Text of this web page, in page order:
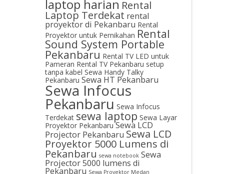
laptop harian Rental
Laptop Terdekat rental
proyektor di Pekanbaru Rental
Proyektor untuk Pernikahan Rental
Sound System Portable
Pekanbaru Rental TV LED untuk
Pameran Rental TV Pekanbaru setup
tanpa kabel Sewa Handy Talky
Pekanbaru Sewa HT Pekanbaru
Sewa Infocus
Pekanbaru Sewa Infocus
Terdekat sewa laptop Sewa Layar
Proyektor Pekanbaru Sewa LCD
Projector Pekanbaru Sewa LCD
Proyektor 5000 Lumens di
Pekanbaru sewa notebook Sewa
Projector 5000 lumens di
Pekanbaru Sewa Proyektor Medan